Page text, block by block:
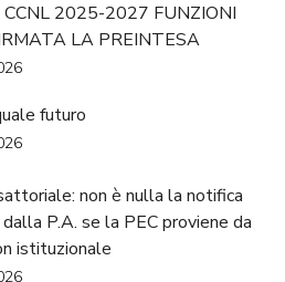
CCNL 2025-2027 FUNZIONI
LA PREINTESA
futuro
non è nulla la notifica
P.A. se la PEC proviene da
istituzionale